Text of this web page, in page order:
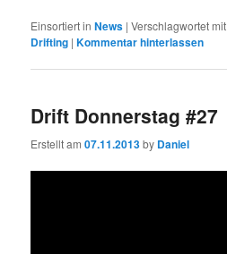
Einsortiert in News |Verschlagwortet mit
Drifting |Kommentar hinterlassen
Drift Donnerstag #27
Erstellt am07.11.2013by Daniel